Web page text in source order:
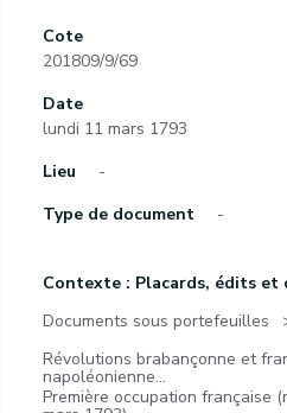
Cote
201809/9/69
Date
lundi 11 mars 1793
Lieu
-
Type de document
-
Contexte : Placards, édits et
Documents sous portefeuilles
Révolutions brabançonne et
napoléonienne...
Première occupation française